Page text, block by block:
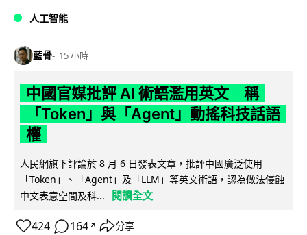
人工智能
藍骨 15 小時
中國官媒批評 AI 術語濫用英文 稱
「Token」與「Agent」動搖科技話語
權
人民網旗下評論於 8 月 6 日發表文章，批評中國廣泛使用
「Token」、「Agent」及「LLM」等英文術語，認為做法侵蝕
中文表意空間及科...
閱讀全文
424 164 ↗ 分享